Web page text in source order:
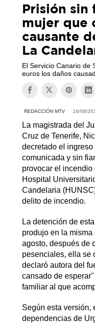
Prisión sin
mujer que
causante
La
El Servicio Canario de
euros los daños
REDACCIÓN MTV 16/08/
La magistrada del
Cruz de Tenerife,
decretado el
comunicada y sin
provocar el incendio
Hospital
Candelaria
delito de incendio.
La detención de
produjo en la
agosto, después de
pesenciales, ella se
declaró autora del
cansado de
familiar al que
Según esta versión,
dependencias de